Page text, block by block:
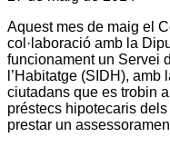
Aquest mes de maig el
col·laboració amb la
funcionament un Servei
l’Habitatge (SIDH),
ciutadans que es trobin
préstecs hipotecaris
prestar un